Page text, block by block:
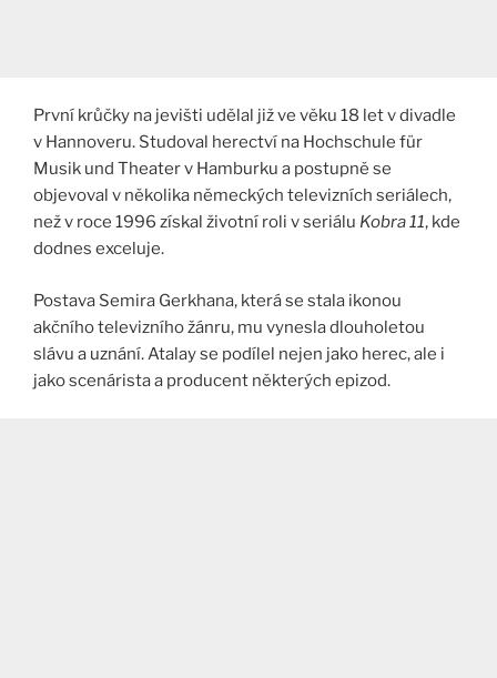
První krůčky na jevišti udělal již ve věku 18 let v divadle
v Hannoveru. Studoval herectví na Hochschule für
Musik und Theater v Hamburku a postupně se
objevoval v několika německých televizních seriálech,
než v roce 1996 získal životní roli v seriálu Kobra 11, kde
dodnes exceluje​.
Postava Semira Gerkhana, která se stala ikonou
akčního televizního žánru, mu vynesla dlouholetou
slávu a uznání. Atalay se podílel nejen jako herec, ale i
jako scenárista a producent některých epizod.